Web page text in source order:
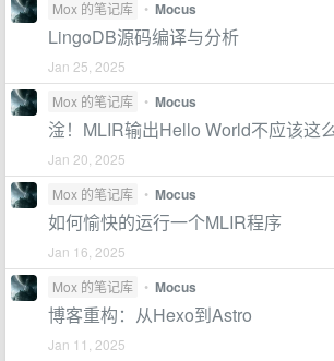
Mox 的笔记库
• Mocus
LingoDB源码编译与分析
Jan 25, 2025
Mox 的笔记库
• Mocus
淦！MLIR输出Hello World不应该这么
Jan 20, 2025
Mox 的笔记库
• Mocus
如何愉快的运行一个MLIR程序
Jan 16, 2025
Mox 的笔记库
• Mocus
博客重构：从Hexo到Astro
Jan 11, 2025